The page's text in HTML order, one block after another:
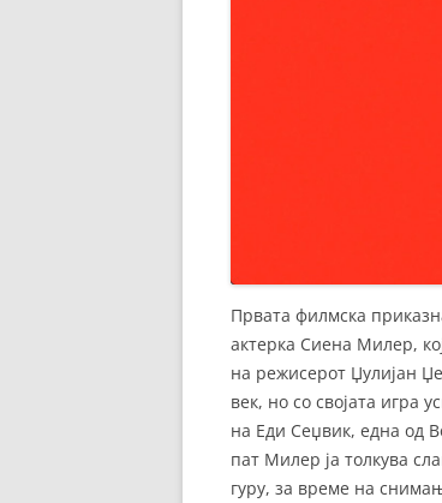
Првата филмска
актерка Сиена Милер,
на режисерот Џулијан
век, но со својата игра
на Еди Сеџвик, една од
пат Милер ја толкува
гуру, за време на